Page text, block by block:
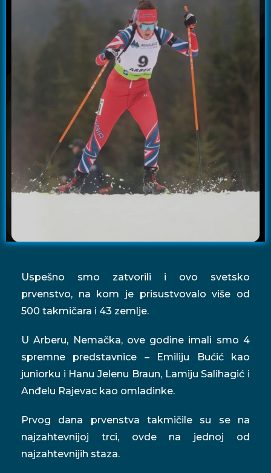
Uspešno smo zatvorili i ovo svetsko
prvenstvo, na kom je prisustvovalo više od
500 takmičara i 43 zemlje.
U Arberu, Nemačka, ove godine imali smo 4
spremne predstavnice – Emiliju Bućić kao
juniorku i Hanu Jelenu Braun, Lamiju Salihagić i
Anđelu Rajevac kao omladinke.
Prvog dana prvenstva takmičile su se na
najzahtevnijoj trci, ovde na jednoj od
najzahtevnijih staza.